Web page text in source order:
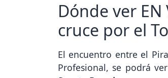
Dónde ver
cruce por el
El encuentro entre el
Profesional, se podrá